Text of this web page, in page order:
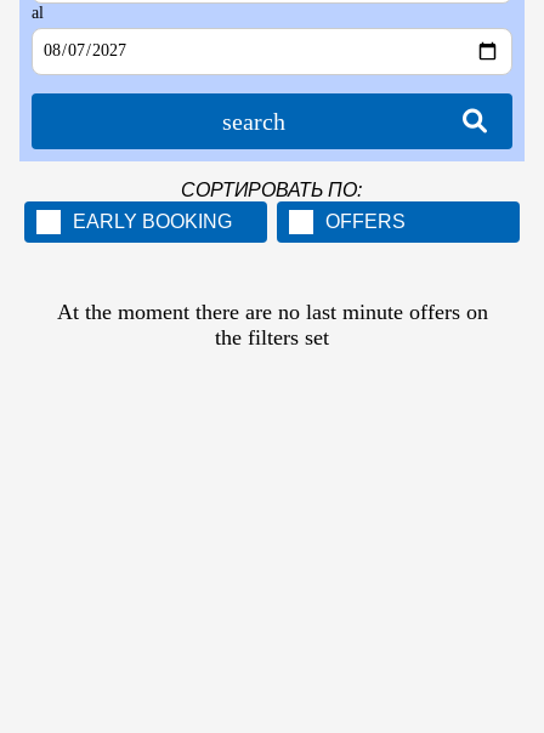
al
search
СОРТИРОВАТЬ ПО:
EARLY BOOKING
OFFERS
At the moment there are no last minute offers on
the filters set